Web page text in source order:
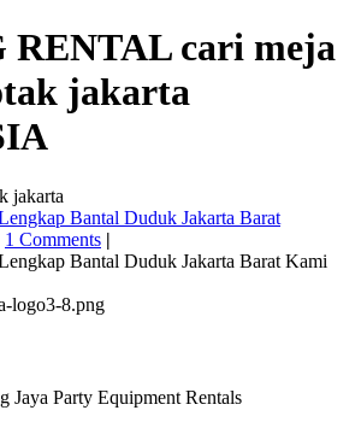
RENTAL cari meja
jakarta
jakarta
Bantal Duduk Jakarta Barat
1 Comments |
Bantal Duduk Jakarta Barat Kami
Jaya Party Equipment Rentals